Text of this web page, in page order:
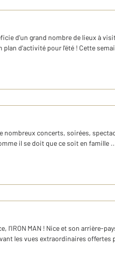
d'un grand nombre de lieux à
d'activité pour l'été ! Cette
nombreux concerts, soirées,
il se doit que ce soit en famille
l’IRON MAN ! Nice et son arrière-
les vues extraordinaires offertes